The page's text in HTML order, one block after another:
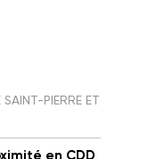
PIERRE ET
en CDD